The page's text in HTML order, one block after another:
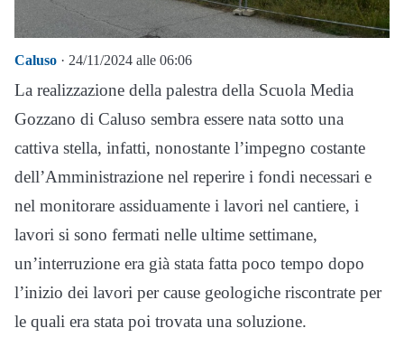
Caluso · 24/11/2024 alle 06:06
La realizzazione della palestra della Scuola Media
Gozzano di Caluso sembra essere nata sotto una
cattiva stella, infatti, nonostante l’impegno costante
dell’Amministrazione nel reperire i fondi necessari e
nel monitorare assiduamente i lavori nel cantiere, i
lavori si sono fermati nelle ultime settimane,
un’interruzione era già stata fatta poco tempo dopo
l’inizio dei lavori per cause geologiche riscontrate per
le quali era stata poi trovata una soluzione.